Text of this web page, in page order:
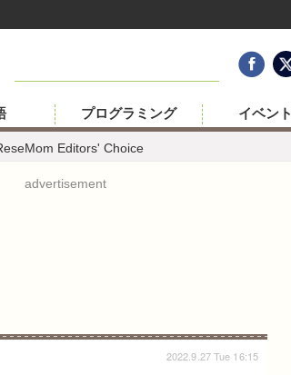
Editors' Choice
プログラミング イベント
advertisement
2022.9.27 Tue 16:15